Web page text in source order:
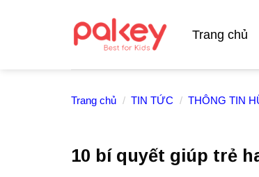
Trang chủ
Trang chủ / TIN TỨC / THÔNG TIN
10 bí quyết giúp trẻ